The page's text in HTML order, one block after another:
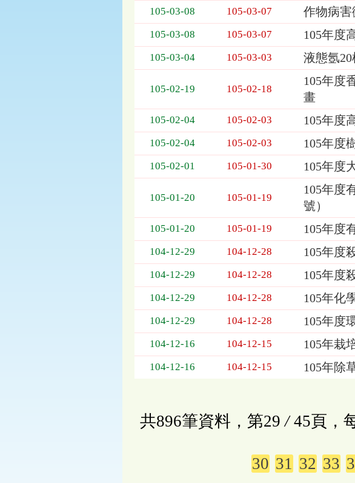
為：
期、
日
期、
公
事
105-03-08 105-03-07 作物病
105-03-08 105-03-07 105年度
105-03-04 105-03-03 液態氬20
105-02-19 105-02-18
105年度
畫
105-02-04 105-02-03 105年度
105-02-04 105-02-03 105年度
105-02-01 105-01-30 105年度
105-01-20 105-01-19
105年度
號）
105-01-20 105-01-19 105年度
104-12-29 104-12-28 105年度
104-12-29 104-12-28 105年度
104-12-29 104-12-28 105年化
104-12-29 104-12-28 105年度
104-12-16 104-12-15 105年栽
104-12-16 104-12-15 105年除
共896筆資料，第29 /45頁，
30 31 32 33